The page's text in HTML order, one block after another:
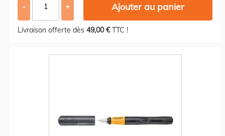
- + Ajouter au panier
Livraison offerte dès 49,00 €TTC !